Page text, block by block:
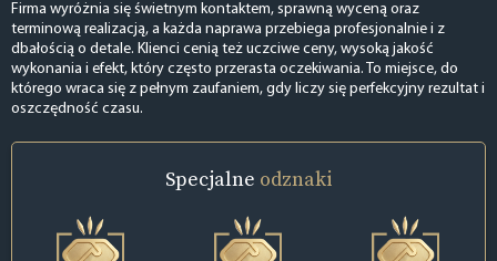
Firma wyróżnia się świetnym kontaktem, sprawną wyceną oraz
terminową realizacją, a każda naprawa przebiega profesjonalnie i z
dbałością o detale. Klienci cenią też uczciwe ceny, wysoką jakość
wykonania i efekt, który często przerasta oczekiwania. To miejsce, do
którego wraca się z pełnym zaufaniem, gdy liczy się perfekcyjny rezultat i
oszczędność czasu.
Specjalne odznaki